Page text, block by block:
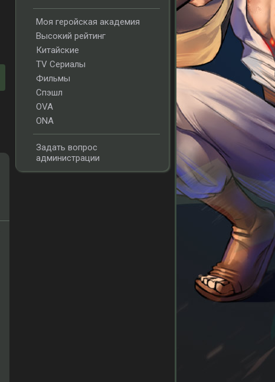
Моя геройская академия
Высокий рейтинг
Китайские
TV Сериалы
Фильмы
Спэшл
OVA
ONA
Задать вопрос
администрации